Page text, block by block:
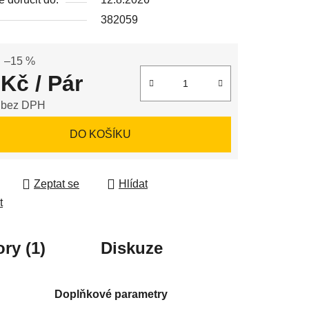
382059
–15 %
/ Pár
DPH
DO KOŠÍKU
Zeptat se
Hlídat
(1) Diskuze
Doplňkové parametry